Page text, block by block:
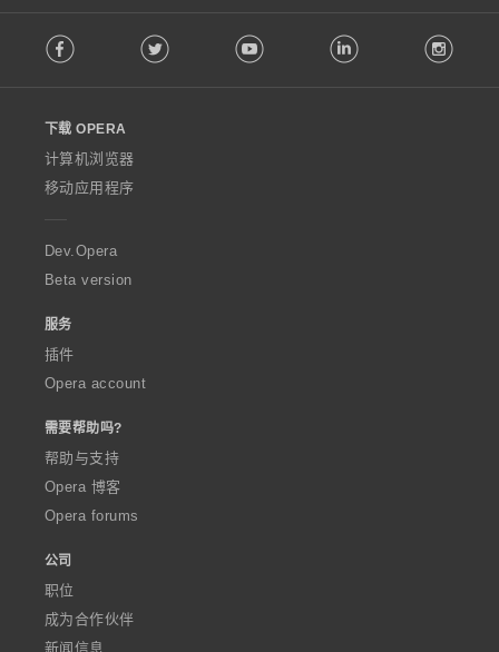
o
w
O
p
e
a
Facebook Twitter Youtube LinkedIn
下载 OPERA
计算机浏览器
移动应用程序
Dev.Opera
Beta version
服务
插件
Opera account
需要帮助吗?
帮助与支持
Opera 博客
Opera forums
公司
职位
成为合作伙伴
新闻信息